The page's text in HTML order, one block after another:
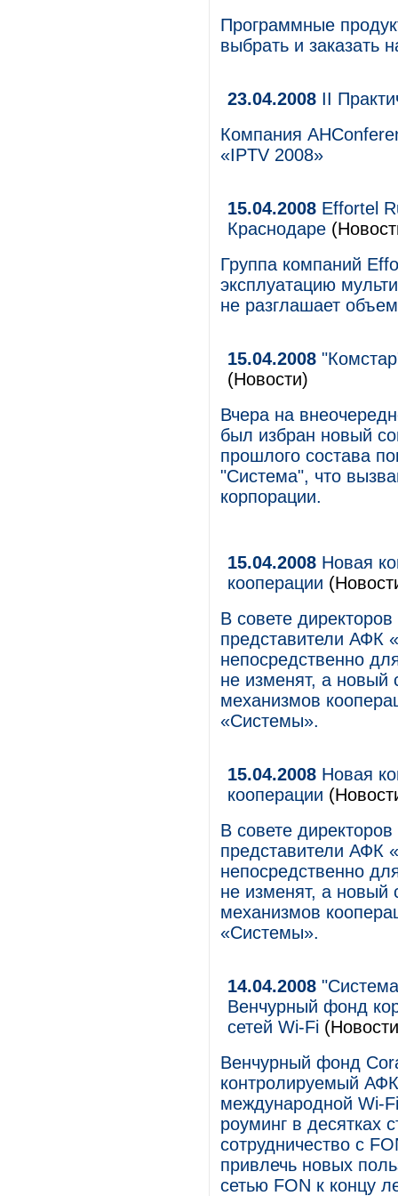
Программные
выбрать и заказать
23.04.2008 II
Компания
«IPTV 2008»
15.04.2008 Effortel
Краснодаре
Группа компаний
эксплуатацию
не разглашает
15.04.2008
(Новости)
Вчера на
был избран новый
прошлого состава
"Система", что
корпорации.
15.04.2008 Новая
кооперации
В совете
представители АФК
непосредственно
не изменят, а новый
механизмов
«Системы».
15.04.2008 Новая
кооперации
В совете
представители АФК
непосредственно
не изменят, а новый
механизмов
«Системы».
14.04.2008
Венчурный фонд
сетей Wi-Fi
Венчурный фонд
контролируемый
международной Wi-
роуминг в десятках
сотрудничество с
привлечь новых
сетью FON к концу